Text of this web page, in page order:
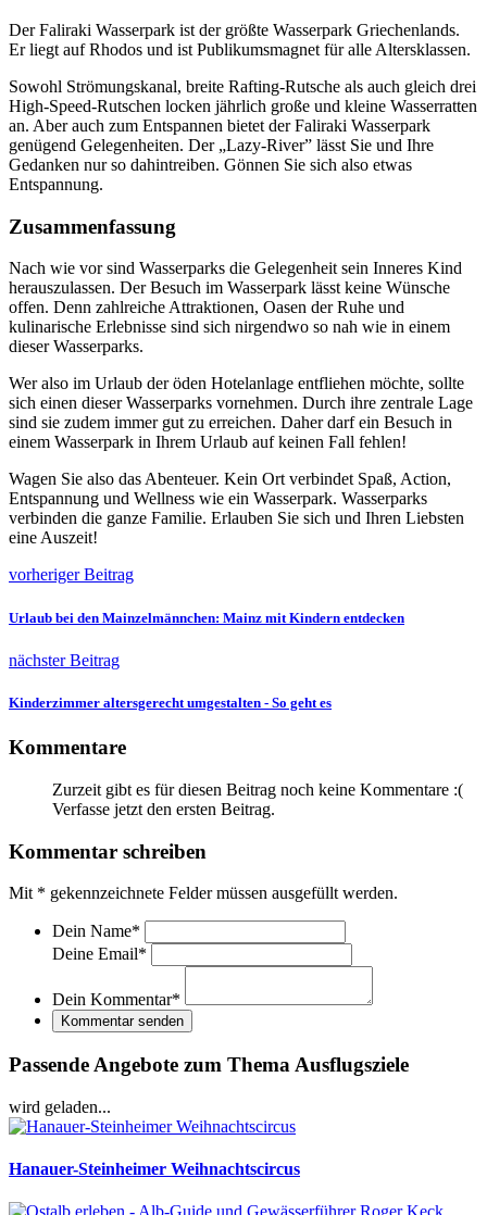
Der Faliraki Wasserpark ist der größte Wasserpark Griechenlands.
Er liegt auf Rhodos und ist Publikumsmagnet für alle Altersklassen.
Sowohl Strömungskanal, breite Rafting-Rutsche als auch gleich drei
High-Speed-Rutschen locken jährlich große und kleine Wasserratten
an. Aber auch zum Entspannen bietet der Faliraki Wasserpark
genügend Gelegenheiten. Der „Lazy-River” lässt Sie und Ihre
Gedanken nur so dahintreiben. Gönnen Sie sich also etwas
Entspannung.
Zusammenfassung
Nach wie vor sind Wasserparks die Gelegenheit sein Inneres Kind
herauszulassen. Der Besuch im Wasserpark lässt keine Wünsche
offen. Denn zahlreiche Attraktionen, Oasen der Ruhe und
kulinarische Erlebnisse sind sich nirgendwo so nah wie in einem
dieser Wasserparks.
Wer also im Urlaub der öden Hotelanlage entfliehen möchte, sollte
sich einen dieser Wasserparks vornehmen. Durch ihre zentrale Lage
sind sie zudem immer gut zu erreichen. Daher darf ein Besuch in
einem Wasserpark in Ihrem Urlaub auf keinen Fall fehlen!
Wagen Sie also das Abenteuer. Kein Ort verbindet Spaß, Action,
Entspannung und Wellness wie ein Wasserpark. Wasserparks
verbinden die ganze Familie. Erlauben Sie sich und Ihren Liebsten
eine Auszeit!
vorheriger Beitrag
Urlaub bei den Mainzelmännchen: Mainz mit Kindern entdecken
nächster Beitrag
Kinderzimmer altersgerecht umgestalten - So geht es
Kommentare
Zurzeit gibt es für diesen Beitrag noch keine Kommentare :(
Verfasse jetzt den ersten Beitrag.
Kommentar schreiben
Mit * gekennzeichnete Felder müssen ausgefüllt werden.
Dein Name*
Deine Email*
Dein Kommentar*
Kommentar senden
Passende Angebote zum Thema Ausflugsziele
wird geladen...
Hanauer-Steinheimer Weihnachtscircus